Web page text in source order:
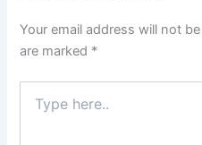
Your email address will not
are marked *
here..